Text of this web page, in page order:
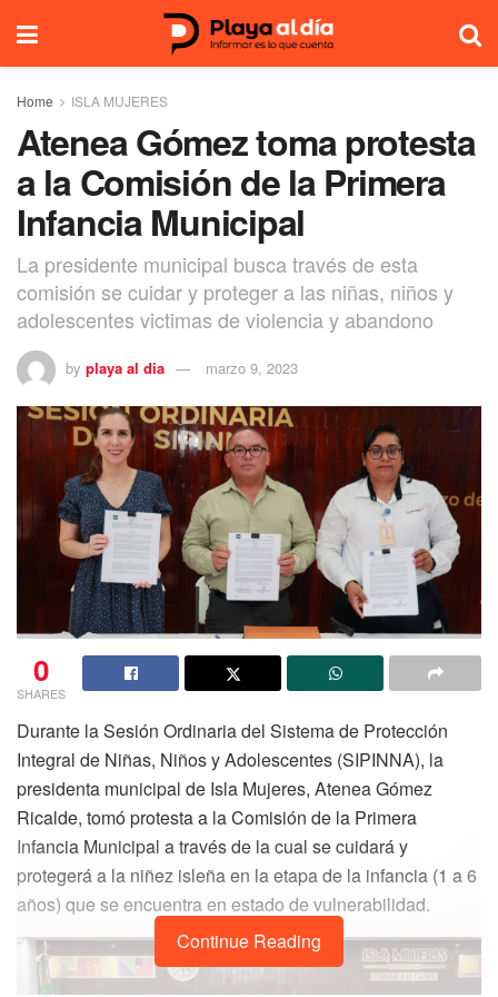
Home ISLA MUJERES
Atenea Gómez toma protesta
a la Comisión de la Primera
Infancia Municipal
La presidente municipal busca través de esta
comisión se cuidar y proteger a las niñas, niños y
adolescentes victimas de violencia y abandono
by playa al dia marzo 9, 2023
0
SHARES
Durante la Sesión Ordinaria del Sistema de Protección
Integral de Niñas, Niños y Adolescentes (SIPINNA), la
presidenta municipal de Isla Mujeres, Atenea Gómez
Ricalde, tomó protesta a la Comisión de la Primera
Infancia Municipal a través de la cual se cuidará y
protegerá a la niñez isleña en la etapa de la infancia (1 a 6
años) que se encuentra en estado de vulnerabilidad.
Continue Reading